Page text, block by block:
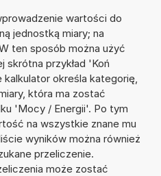
wartości do
jednostką miary; na
ten sposób można użyć
skrótna przykład 'Koń
określa kategorię,
która ma zostać
'Mocy / Energii'. Po tym
na wszystkie znane mu
wyników można również
przeliczenie.
może zostać